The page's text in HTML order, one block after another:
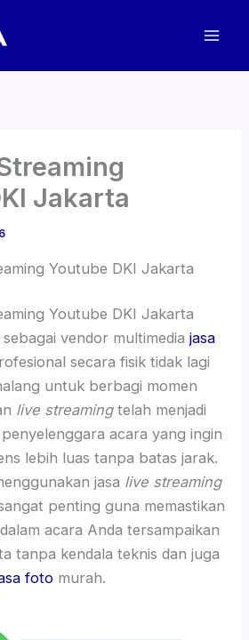
Jakarta
Youtube DKI Jakarta
Youtube DKI Jakarta
vendor multimedia jasa
secara fisik tidak lagi
untuk berbagi momen
live streamingtelah menjadi
acara yang ingin
lebih luas tanpa batas jarak.
jasa live streaming
penting guna memastikan
acara Anda tersampaikan
tanpa kendala teknis dan juga
fotomurah.